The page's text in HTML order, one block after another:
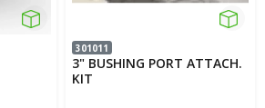
301011
3" BUSHING PORT ATTACH.
KIT